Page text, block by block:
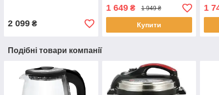
2 099 ₴
1 649₴ 1 949 ₴
Купити
1
Подібні товари компанії